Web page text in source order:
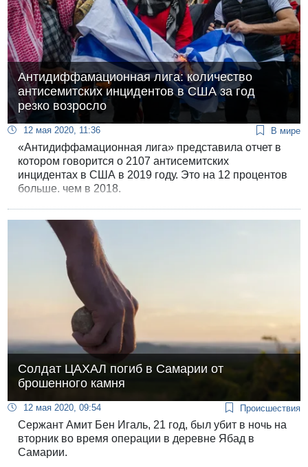
Антидиффамационная лига: количество
антисемитских инцидентов в США за год
резко возросло
12 мая 2020, 11:36 В мире
«Антидиффамационная лига» представила отчет в
котором говорится о 2107 антисемитских
инцидентах в США в 2019 году. Это на 12 процентов
больше, чем в 2018.
Солдат ЦАХАЛ погиб в Самарии от
брошенного камня
12 мая 2020, 09:54 Происшествия
Сержант Амит Бен Игаль, 21 год, был убит в ночь на
вторник во время операции в деревне Ябад в
Самарии.